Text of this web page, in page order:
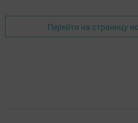
Перейти на страницу